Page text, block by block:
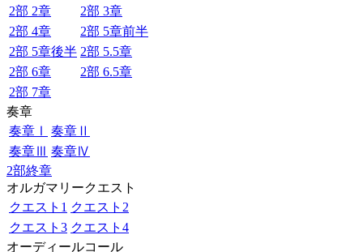
2部 2章
2部 3章
2部 4章
2部 5章前半
2部 5章後半 2部 5.5章
2部 6章
2部 6.5章
2部 7章
奏章
奏章Ⅰ
奏章Ⅱ
奏章Ⅲ 奏章Ⅳ
2部終章
オルガマリークエスト
クエスト1 クエスト2
クエスト3 クエスト4
オーディールコール